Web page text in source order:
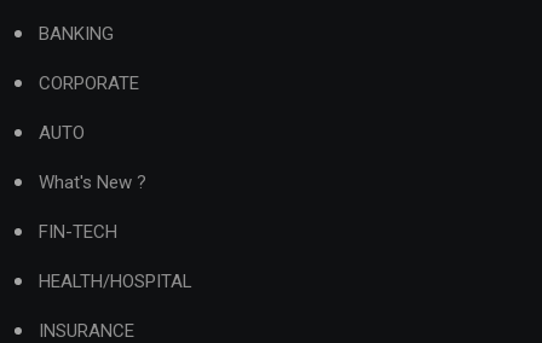
BANKING
CORPORATE
AUTO
What's New ?
FIN-TECH
HEALTH/HOSPITAL
INSURANCE